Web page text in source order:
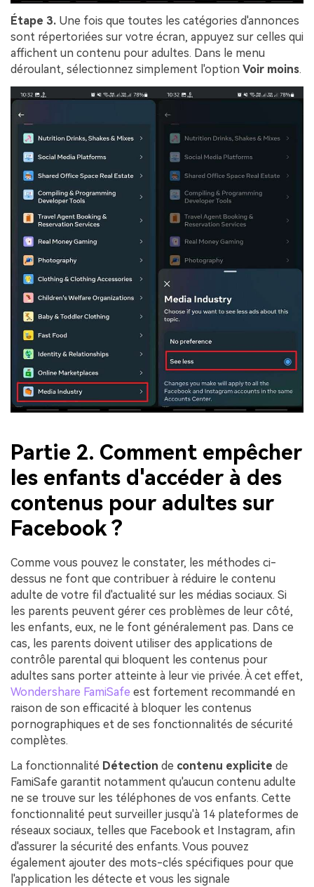
Étape 3. Une fois que toutes les catégories d'annonces
sont répertoriées sur votre écran, appuyez sur celles qui
affichent un contenu pour adultes. Dans le menu
déroulant, sélectionnez simplement l'option Voir moins.
Partie 2. Comment empêcher
les enfants d'accéder à des
contenus pour adultes sur
Facebook ?
Comme vous pouvez le constater, les méthodes ci-
dessus ne font que contribuer à réduire le contenu
adulte de votre fil d'actualité sur les médias sociaux. Si
les parents peuvent gérer ces problèmes de leur côté,
les enfants, eux, ne le font généralement pas. Dans ce
cas, les parents doivent utiliser des applications de
contrôle parental qui bloquent les contenus pour
adultes sans porter atteinte à leur vie privée. À cet effet,
Wondershare FamiSafe est fortement recommandé en
raison de son efficacité à bloquer les contenus
pornographiques et de ses fonctionnalités de sécurité
complètes.
La fonctionnalité Détection de contenu explicite de
FamiSafe garantit notamment qu'aucun contenu adulte
ne se trouve sur les téléphones de vos enfants. Cette
fonctionnalité peut surveiller jusqu'à 14 plateformes de
réseaux sociaux, telles que Facebook et Instagram, afin
d'assurer la sécurité des enfants. Vous pouvez
également ajouter des mots-clés spécifiques pour que
l'application les détecte et vous les signale